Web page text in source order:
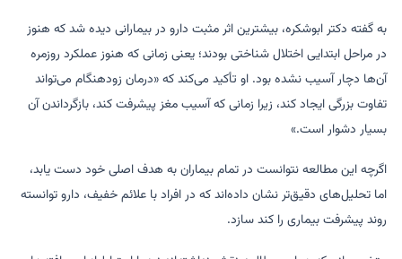
به گفته دکتر ابوشکره، بیشترین اثر مثبت دارو در بیمارانی دیده شد که هنوز
در مراحل ابتدایی اختلال شناختی بودند؛ یعنی زمانی که هنوز عملکرد روزمره
آن‌ها دچار آسیب نشده بود. او تأکید می‌کند که «درمان زودهنگام می‌تواند
تفاوت بزرگی ایجاد کند، زیرا زمانی که آسیب مغز پیشرفت کند، بازگرداندن آن
بسیار دشوار است.»
اگرچه این مطالعه نتوانست در تمام بیماران به هدف اصلی خود دست یابد،
اما تحلیل‌های دقیق‌تر نشان داده‌اند که در افراد با علائم خفیف، دارو توانسته
روند پیشرفت بیماری را کند سازد.